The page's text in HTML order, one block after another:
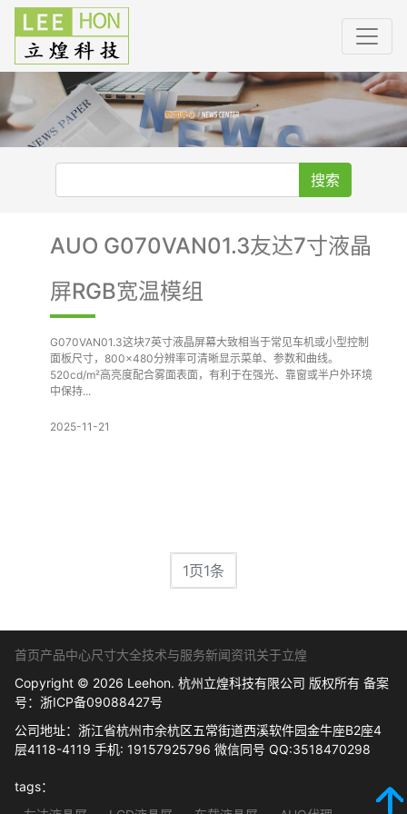
搜索
AUO G070VAN01.3友达7寸液晶
屏RGB宽温模组
G070VAN01.3这块7英寸液晶屏幕大致相当于常见车机或小型控制
面板尺寸，800×480分辨率可清晰显示菜单、参数和曲线。
520cd/m²高亮度配合雾面表面，有利于在强光、靠窗或半户外环境
中保持...
2025-11-21
1页1条
首页产品中心尺寸大全技术与服务新闻资讯关于立煌
Copyright © 2026 Leehon. 杭州立煌科技有限公司 版权所有 备案
号： 浙ICP备09088427号
公司地址：浙江省杭州市余杭区五常街道西溪软件园金牛座B2座4
层4118-4119 手机: 19157925796 微信同号 QQ:3518470298
tags：